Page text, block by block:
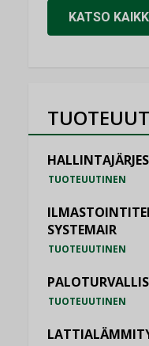
KATSO
TUOTEUUTINEN
SYSTEMAIR
TUOTEUUTINEN
TUOTEUUTINEN